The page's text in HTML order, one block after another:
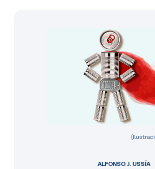
ALFONSO J. USSÍA